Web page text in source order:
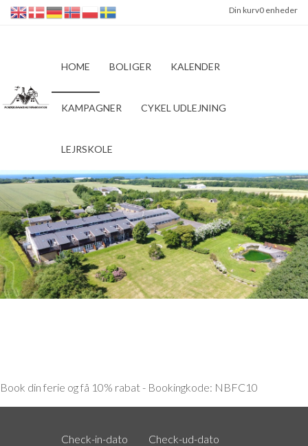
Din kurv0 enheder
HOME BOLIGER KALENDER
KAMPAGNER CYKEL UDLEJNING
LEJRSKOLE
Book din ferie og få 10% rabat - Bookingkode: NBFC10
Check-in-dato Check-ud-dato